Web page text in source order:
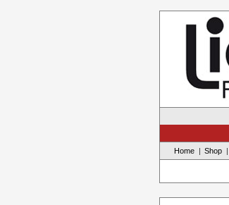
Home Shop